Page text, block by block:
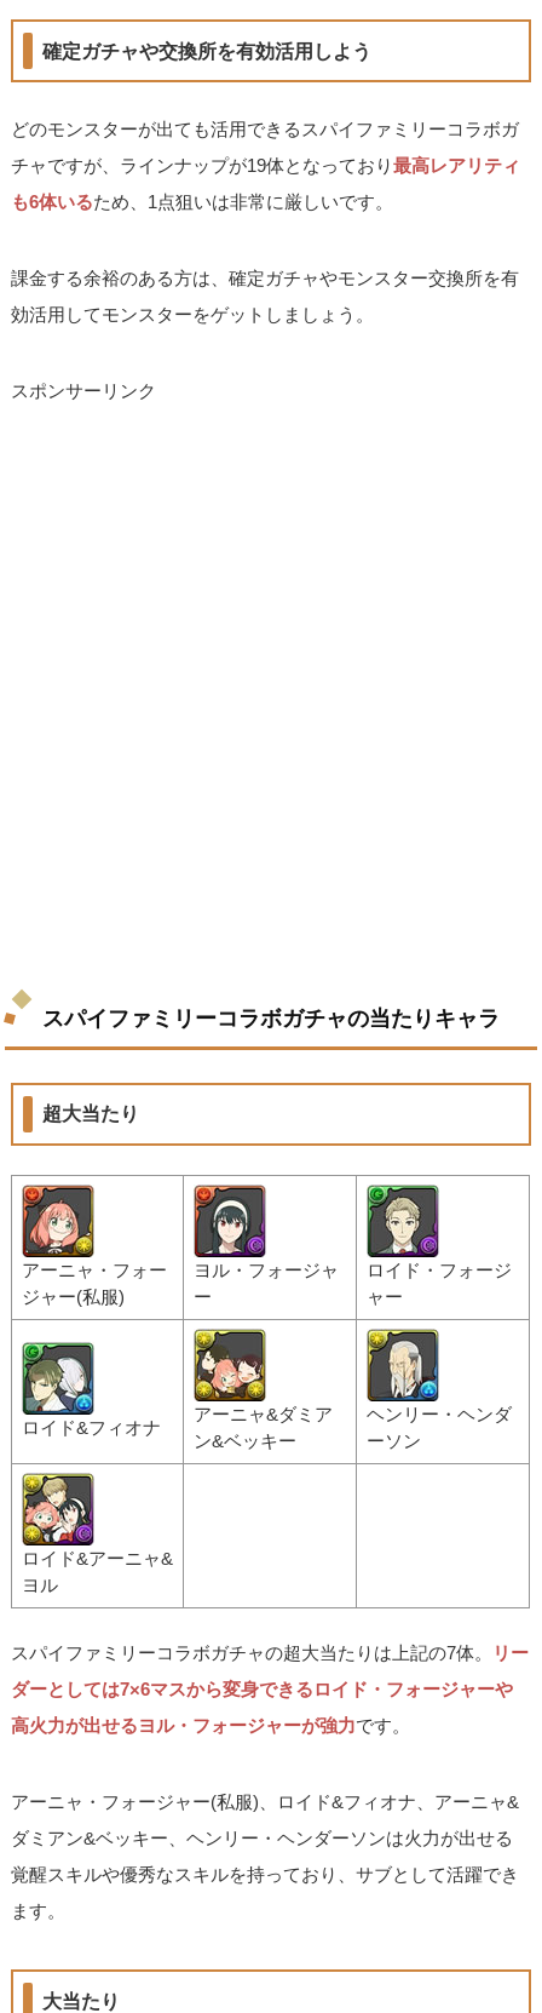
確定ガチャや交換所を有効活用しよう
どのモンスターが出ても活用できるスパイファミリーコラボガ
チャですが、ラインナップが19体となっており最高レアリティ
も6体いるため、1点狙いは非常に厳しいです。
課金する余裕のある方は、確定ガチャやモンスター交換所を有
効活用してモンスターをゲットしましょう。
スポンサーリンク
スパイファミリーコラボガチャの当たりキャラ
超大当たり
アーニャ・フォー
ジャー(私服)
ヨル・フォージャ
ー
ロイド・フォージ
ャー
ロイド&フィオナ
アーニャ&ダミア
ン&ベッキー
ヘンリー・ヘンダ
ーソン
ロイド&アーニャ&
ヨル
スパイファミリーコラボガチャの超大当たりは上記の7体。
リー
ダーとしては7×6マスから変身できるロイド・フォージャーや
高火力が出せるヨル・フォージャーが強力です。
アーニャ・フォージャー(私服)、ロイド&フィオナ、アーニャ&
ダミアン&ベッキー、ヘンリー・ヘンダーソンは火力が出せる
覚醒スキルや優秀なスキルを持っており、サブとして活躍でき
ます。
大当たり